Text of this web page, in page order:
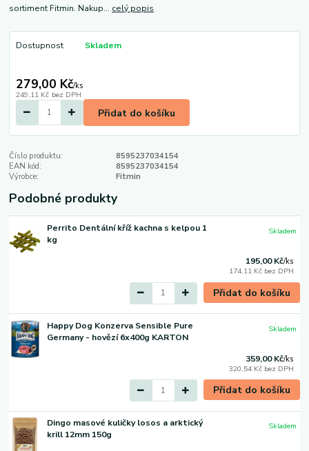
sortiment Fitmin. Nakup... celý popis
Dostupnost Skladem
279,00 Kč/ks
249,11 Kč bez DPH
Přidat do košíku
Číslo produktu:
8595237034154
EAN kód:
8595237034154
Výrobce:
Fitmin
Podobné produkty
Perrito Dentální kříž kachna s kelpou 1
kg
195,00 Kč/ks
174,11 Kč bez DPH
Skladem
Přidat do košíku
Happy Dog Konzerva Sensible Pure
Germany - hovězí 6x400g KARTON
359,00 Kč/ks
320,54 Kč bez DPH
Skladem
Přidat do košíku
Dingo masové kuličky losos a arktický
krill 12mm 150g
Skladem